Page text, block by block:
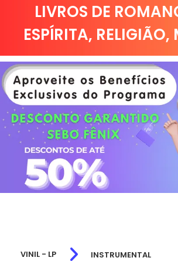
LIVROS DE
ESPÍRITA, RELIGIÃO,
VINIL - LP INSTRUMENTAL